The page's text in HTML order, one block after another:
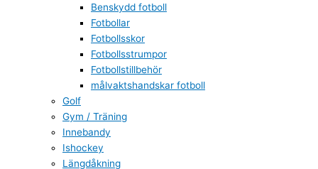
Benskydd fotboll
Fotbollar
Fotbollsskor
Fotbollsstrumpor
Fotbollstillbehör
målvaktshandskar fotboll
Golf
Gym / Träning
Innebandy
Ishockey
Längdåkning